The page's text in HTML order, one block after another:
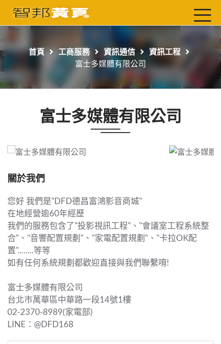
首頁
工商服務
首頁 工商服務 資訊通信
資訊工程
富士多媒體有限公司
富士多媒體有限公司
關於我們
您好 我們是"DFD德昌富鴻影音商城"
在地經營逾60年經歷
我們的服務包含了"投影視訊工程"、"會議室工程系統整
合"、"音響配置規劃"、"家電配置規劃"、"卡拉OK配
置"........等等
如有任何系統規劃都歡迎直接與我們聯繫唷!
富士多媒體有限公司
台北市萬華區中華路一段14號1樓
02-2370-8989(家電部)
LINE：@DFD168